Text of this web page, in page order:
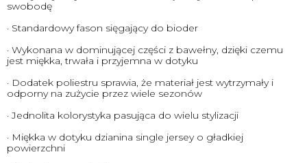
swobodę
· Standardowy fason sięgający do bioder
· Wykonana w dominującej części z bawełny, dzięki czemu
jest miękka, trwała i przyjemna w dotyku
· Dodatek poliestru sprawia, że materiał jest wytrzymały i
odporny na zużycie przez wiele sezonów
· Jednolita kolorystyka pasująca do wielu stylizacji
· Miękka w dotyku dzianina single jersey o gładkiej
powierzchni